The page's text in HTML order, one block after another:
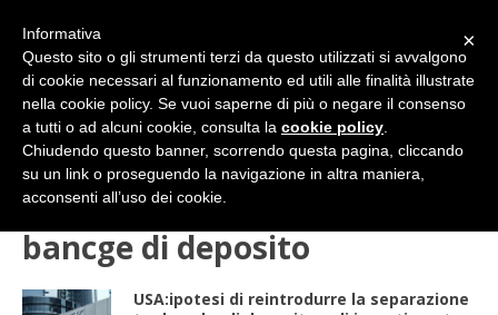
bancge di deposito
bancge di deposito
USA:ipotesi di reintrodurre la separazione
×
Informativa
Questo sito o gli strumenti terzi da questo utilizzati si avvalgono
di cookie necessari al funzionamento ed utili alle finalità illustrate
nella cookie policy. Se vuoi saperne di più o negare il consenso
a tutti o ad alcuni cookie, consulta la cookie policy
Chiudendo questo banner, scorrendo questa pagina, cliccando
su un link o proseguendo la navigazione in altra maniera,
acconsenti all’uso dei cookie.